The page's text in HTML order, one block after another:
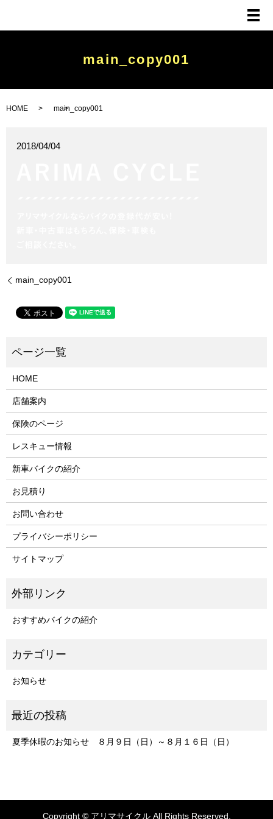
メ
main_copy001
HOME main_copy001
2018/04/04
main_copy001
HOME
店舗案内
保険のページ
レスキュー情報
新車バイクの紹介
お見積り
お問い合わせ
プライバシーポリシー
サイトマップ
おすすめバイクの紹介
お知らせ
夏季休暇のお知らせ ８月９日（日）～８月１６日（日）
Copyright © アリマサイクル All Rights Reserved.